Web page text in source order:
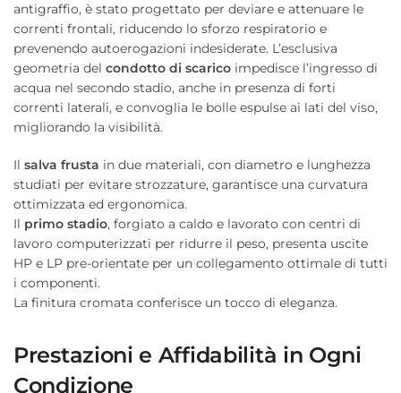
antigraffio, è stato progettato per deviare e attenuare le
correnti frontali, riducendo lo sforzo respiratorio e
prevenendo autoerogazioni indesiderate. L’esclusiva
geometria del condotto di scarico impedisce l’ingresso di
acqua nel secondo stadio, anche in presenza di forti
correnti laterali, e convoglia le bolle espulse ai lati del viso,
migliorando la visibilità.
Il salva frusta in due materiali, con diametro e lunghezza
studiati per evitare strozzature, garantisce una curvatura
ottimizzata ed ergonomica.
Il primo stadio, forgiato a caldo e lavorato con centri di
lavoro computerizzati per ridurre il peso, presenta uscite
HP e LP pre-orientate per un collegamento ottimale di tutti
i componenti.
La finitura cromata conferisce un tocco di eleganza.
Prestazioni e Affidabilità in Ogni
Condizione